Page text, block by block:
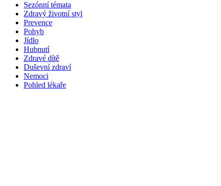
Sezónní témata
Zdravý životní styl
Prevence
Pohyb
Jídlo
Hubnutí
Zdravé dítě
Duševní zdraví
Nemoci
Pohled lékaře